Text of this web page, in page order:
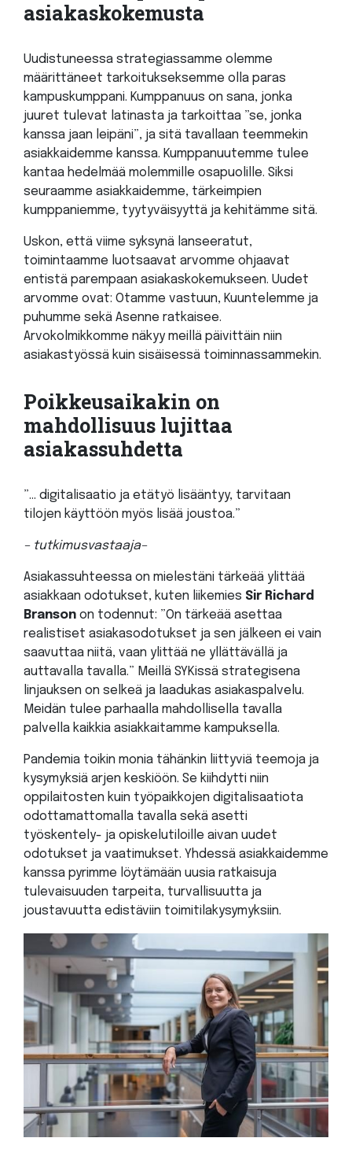
asiakaskokemusta
Uudistuneessa strategiassamme olemme
määrittäneet tarkoitukseksemme olla paras
kampuskumppani. Kumppanuus on sana, jonka
juuret tulevat latinasta ja tarkoittaa ”se, jonka
kanssa jaan leipäni”, ja sitä tavallaan teemmekin
asiakkaidemme kanssa. Kumppanuutemme tulee
kantaa hedelmää molemmille osapuolille. Siksi
seuraamme asiakkaidemme, tärkeimpien
kumppaniemme, tyytyväisyyttä ja kehitämme sitä.
Uskon, että viime syksynä lanseeratut,
toimintaamme luotsaavat arvomme ohjaavat
entistä parempaan asiakaskokemukseen. Uudet
arvomme ovat: Otamme vastuun, Kuuntelemme ja
puhumme sekä Asenne ratkaisee.
Arvokolmikkomme näkyy meillä päivittäin niin
asiakastyössä kuin sisäisessä toiminnassammekin.
Poikkeusaikakin on
mahdollisuus lujittaa
asiakassuhdetta
”… digitalisaatio ja etätyö lisääntyy, tarvitaan
tilojen käyttöön myös lisää joustoa.”
– tutkimusvastaaja–
Asiakassuhteessa on mielestäni tärkeää ylittää
asiakkaan odotukset, kuten liikemies Sir Richard
Branson on todennut: ”On tärkeää asettaa
realistiset asiakasodotukset ja sen jälkeen ei vain
saavuttaa niitä, vaan ylittää ne yllättävällä ja
auttavalla tavalla.” Meillä SYKissä strategisena
linjauksen on selkeä ja laadukas asiakaspalvelu.
Meidän tulee parhaalla mahdollisella tavalla
palvella kaikkia asiakkaitamme kampuksella.
Pandemia toikin monia tähänkin liittyviä teemoja ja
kysymyksiä arjen keskiöön. Se kiihdytti niin
oppilaitosten kuin työpaikkojen digitalisaatiota
odottamattomalla tavalla sekä asetti
työskentely- ja opiskelutiloille aivan uudet
odotukset ja vaatimukset. Yhdessä asiakkaidemme
kanssa pyrimme löytämään uusia ratkaisuja
tulevaisuuden tarpeita, turvallisuutta ja
joustavuutta edistäviin toimitilakysymyksiin.